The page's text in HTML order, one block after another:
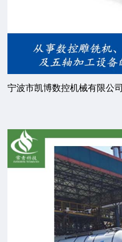
宁波市凯博数控机械有限公司